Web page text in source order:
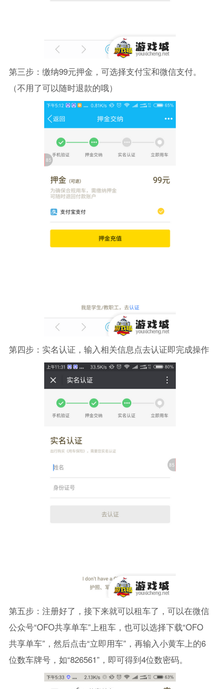
第三步：缴纳99元押金，可选择支付宝和微信支付。
（不用了可以随时退款的哦）
第四步：实名认证，输入相关信息点去认证即完成操作
第五步：注册好了，接下来就可以租车了，可以在微信
公众号“OFO共享单车”上租车，也可以选择下载“OFO
共享单车”，然后点击“立即用车”，再输入小黄车上的6
位数车牌号，如“826561”，即可得到4位数密码。